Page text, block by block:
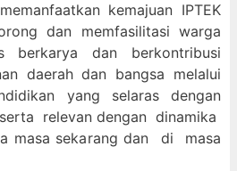
kemajuan IPTEK
dan memfasilitasi warga
berkarya dan berkontribusi
daerah dan bangsa melalui
yang selaras dengan
relevan dengan dinamika
masa sekarang dan di masa